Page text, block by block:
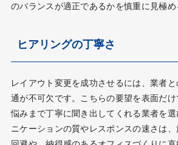
のバランスが適正であるかを慎重に見極め
ヒアリングの丁寧さ
レイアウト変更を成功させるには、業者
通が不可欠です。こちらの要望を表面だ
悩みまで丁寧に聞き出してくれる業者を選
ニケーションの質やレスポンスの速さは